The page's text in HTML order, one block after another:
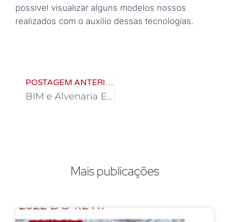
possível visualizar alguns modelos nossos
realizados com o auxílio dessas tecnologias.
POSTAGEM ANTERIOR
BIM e Alvenaria Estrutural
Mais publicações